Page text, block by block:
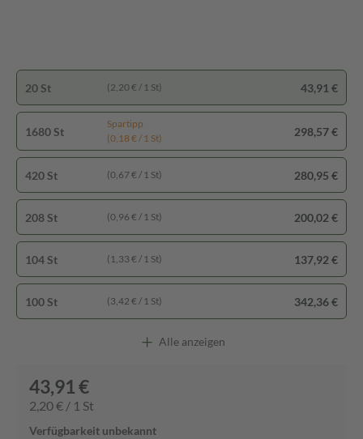
1680 St
Spartipp
(0,18 € / 1 St)
298,57 €
420 St (0,67 € / 1 St) 280,95 €
208 St (0,96 € / 1 St) 200,02 €
104 St (1,33 € / 1 St) 137,92 €
100 St (3,42 € / 1 St) 342,36 €
20 St (2,20 € / 1 St) 43,91 €
Alle anzeigen
43,91 €
2,20 € / 1 St
Verfügbarkeit unbekannt